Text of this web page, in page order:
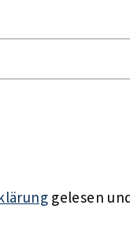
gelesen